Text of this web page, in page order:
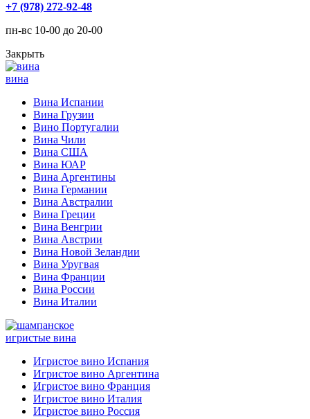
+7 (978) 272-92-48
пн-вс 10-00 до 20-00
Закрыть
вина
Вина Испании
Вина Грузии
Вино Португалии
Вина Чили
Вина США
Вина ЮАР
Вина Аргентины
Вина Германии
Вина Австралии
Вина Греции
Вина Венгрии
Вина Австрии
Вина Новой Зеландии
Вина Уругвая
Вина Франции
Вина России
Вина Италии
игристые вина
Игристое вино Испания
Игристое вино Аргентина
Игристое вино Франция
Игристое вино Италия
Игристое вино Россия